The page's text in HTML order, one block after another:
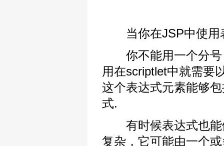
当你在JSP中使用
你不能用一个分号
用在scriptlet中就需要
这个表达式元素能够
式.
有时候表达式也能
复杂，它可能由一个